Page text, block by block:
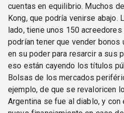
cuentas en equilibrio. Muchos
Kong, que podría venirse abajo.
lado, tiene unos 150
podrían tener que vender
en su poder para resarcir a sus
eso están cayendo los títulos
Bolsas de los mercados
ejemplo, de que se revaloricen
Argentina se fue al diablo, y